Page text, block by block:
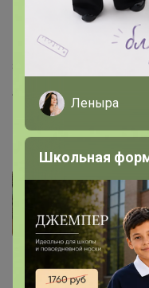
Кустики плотные,
многочисленными
на солнце. Растения
Артикул
Фотографии
Комментарии
Леныра
Школьная